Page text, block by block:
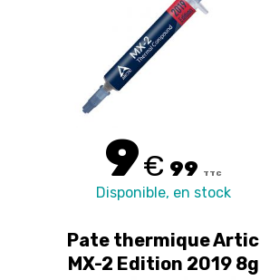
9€ 99 TTC
Disponible, en stock
Pate thermique Artic
MX-2 Edition 2019 8g